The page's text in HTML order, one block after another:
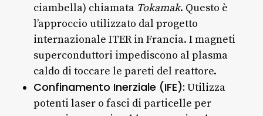
ciambella) chiamata Tokamak. Questo è
l’approccio utilizzato dal progetto
internazionale ITER in Francia. I magneti
superconduttori impediscono al plasma
caldo di toccare le pareti del reattore.
Confinamento Inerziale (IFE): Utilizza
potenti laser o fasci di particelle per